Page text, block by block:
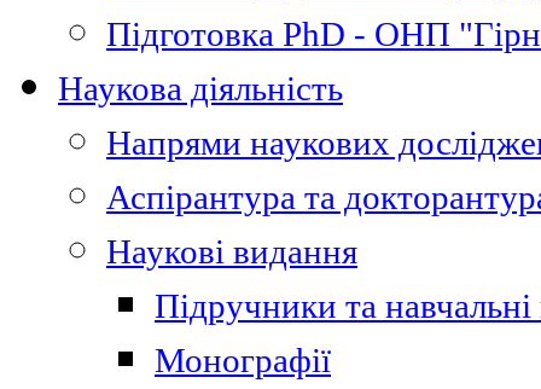
Підготовка PhD - ОНП
Наукова діяльність
Напрями наукових
Аспірантура та
Наукові видання
Підручники та
Монографії